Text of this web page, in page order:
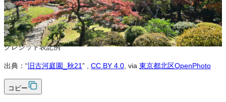
可
クレジット表記
必須
クレジット表記例
出典：“ 旧古河庭園_秋21” CC BY 4.0 , via 東京都北区OpenPhoto
コピー